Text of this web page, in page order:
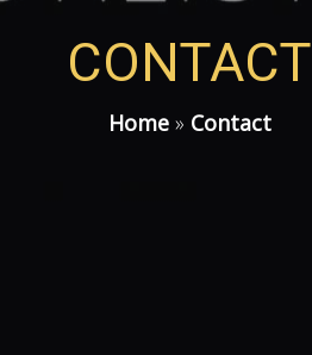
CONTACT
Home» Contact